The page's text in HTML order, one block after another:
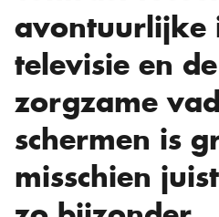
avontuurlijke
televisie en
zorgzame
schermen is
misschien